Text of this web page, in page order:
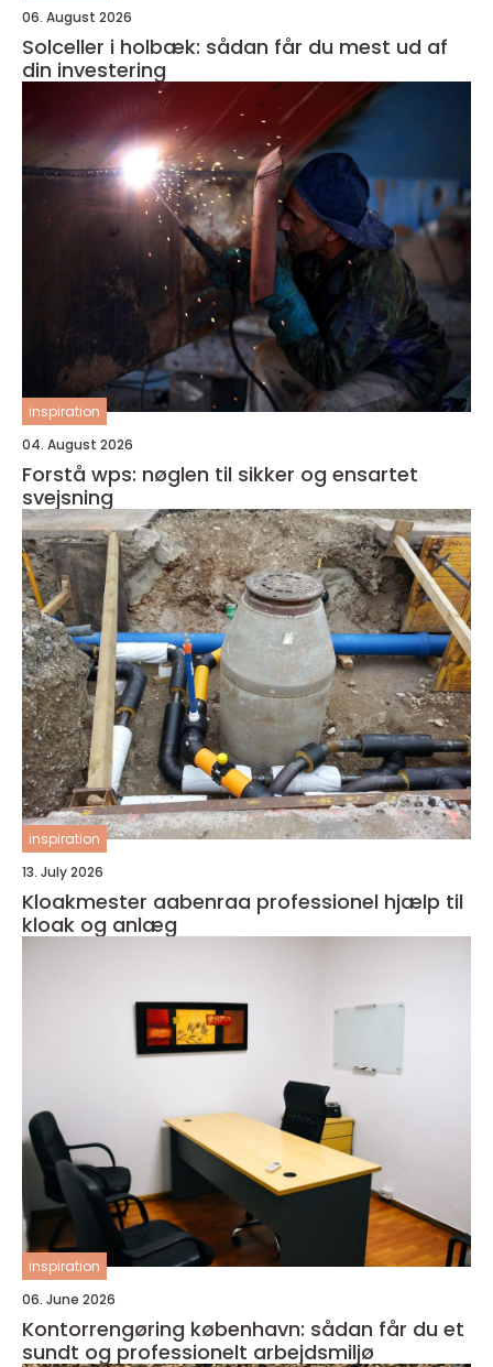
06. August 2026
Solceller i holbæk: sådan får du mest ud af
din investering
inspiration
04. August 2026
Forstå wps: nøglen til sikker og ensartet
svejsning
inspiration
13. July 2026
Kloakmester aabenraa professionel hjælp til
kloak og anlæg
inspiration
06. June 2026
Kontorrengøring københavn: sådan får du et
sundt og professionelt arbejdsmiljø